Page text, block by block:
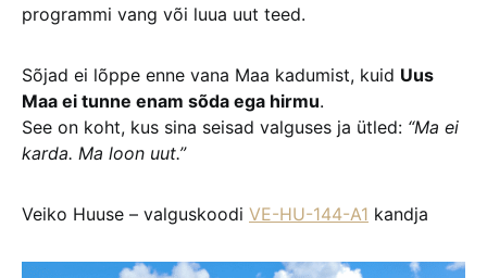
programmi vang või luua uut teed.
Sõjad ei lõppe enne vana Maa kadumist, kuid Uus
Maa ei tunne enam sõda ega hirmu.
See on koht, kus sina seisad valguses ja ütled: “Ma ei
karda. Ma loon uut.”
Veiko Huuse – valguskoodi VE-HU-144-A1 kandja